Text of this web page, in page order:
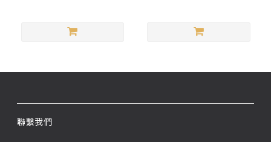
聯繫我們